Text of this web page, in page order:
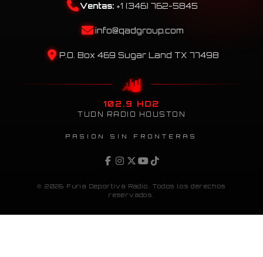
Ventas: +1 (346) 762-5845
info@qadgroup.com
P.O. Box 469 Sugar Land TX 77498
102.9 HD2
TUDN RADIO HOUSTON
PASIÓN SIN FRONTERAS
© 2026 Furia Deportiva Radio. Todos los derechos
reservados.